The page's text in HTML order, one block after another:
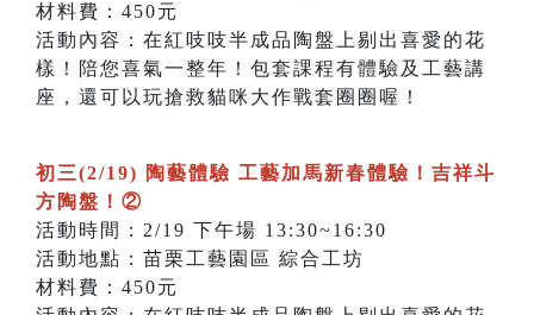
材料費：450元
活動內容：在紅吱吱半成品陶盤上剔出喜愛的花
樣！陪您喜氣一整年！包套課程有體驗及工藝講
座，還可以玩搶救貓咪大作戰套圈圈喔！
初三(2/19) 陶藝體驗 工藝加馬新春體驗！吉祥斗
方陶盤！②
活動時間：2/19 下午場 13:30~16:30
活動地點：苗栗工藝園區 綜合工坊
材料費：450元